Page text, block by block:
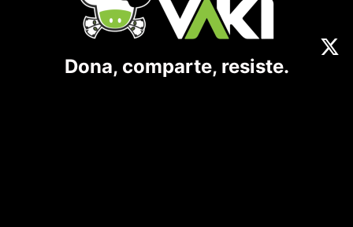
Dona, comparte, resiste.